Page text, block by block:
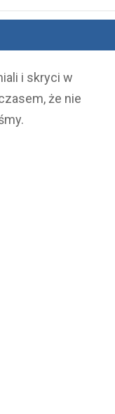
i skryci w
że nie